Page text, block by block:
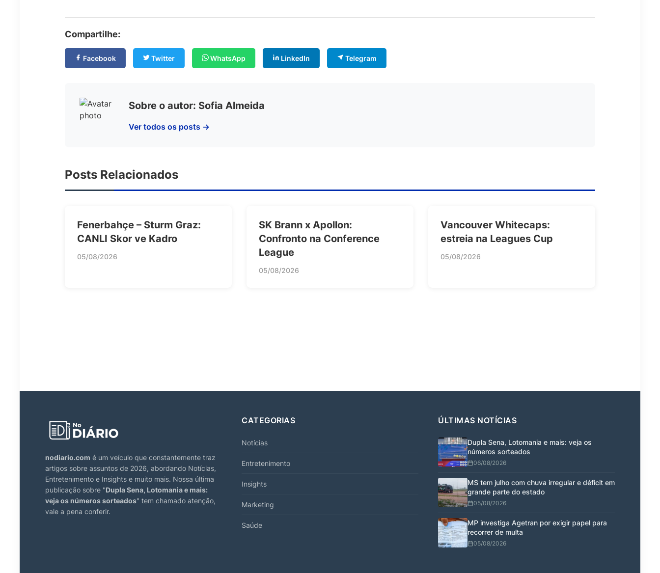
Compartilhe:
Facebook Twitter WhatsApp LinkedIn Telegram
Sobre o autor: Sofia Almeida
Ver todos os posts →
Posts Relacionados
Fenerbahçe – Sturm Graz:
CANLI Skor ve Kadro
05/08/2026
SK Brann x Apollon:
Confronto na Conference
League
05/08/2026
Vancouver Whitecaps:
estreia na Leagues Cup
05/08/2026
nodiario.com é um veículo que constantemente traz
artigos sobre assuntos de 2026, abordando Notícias,
Entretenimento e Insights e muito mais. Nossa última
publicação sobre "Dupla Sena, Lotomania e mais:
veja os números sorteados" tem chamado atenção,
vale a pena conferir.
CATEGORIAS
Notícias
Entretenimento
Insights
Marketing
Saúde
ÚLTIMAS NOTÍCIAS
Dupla Sena, Lotomania e mais: veja os
números sorteados
06/08/2026
MS tem julho com chuva irregular e déficit em
grande parte do estado
05/08/2026
MP investiga Agetran por exigir papel para
recorrer de multa
05/08/2026